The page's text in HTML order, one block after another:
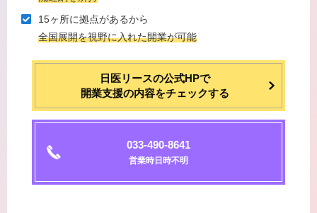
15ヶ所に拠点があるから
全国展開を視野に⼊れた開業が可能
日医リースの公式HPで
開業支援の内容をチェックする
033-490-8641
営業時日時不明